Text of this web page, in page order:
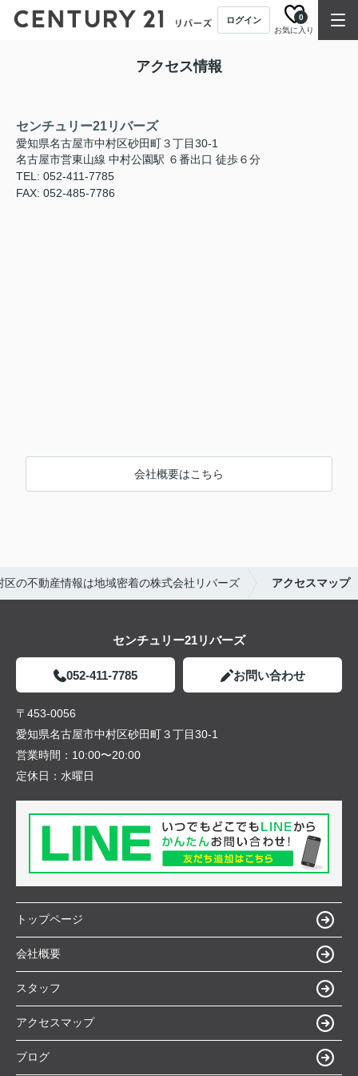
ログイン
お気に入り
0
アクセス情報
センチュリー21リバーズ
愛知県名古屋市中村区砂田町３丁目30-1
名古屋市営東山線 中村公園駅 ６番出口 徒歩６分
TEL: 052-411-7785
FAX: 052-485-7786
会社概要はこちら
区の不動産情報は地域密着の株式会社リバーズ アクセスマップ
センチュリー21リバーズ
052-411-7785 お問い合わせ
〒453-0056
愛知県名古屋市中村区砂田町３丁目30-1
営業時間： 10:00〜20:00
定休日： 水曜日
トップページ
会社概要
スタッフ
アクセスマップ
ブログ